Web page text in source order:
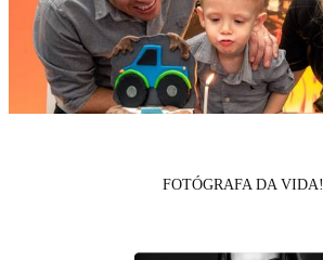
FOTÓGRAFA DA VIDA!